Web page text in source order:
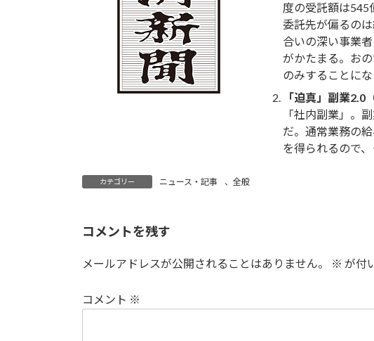
度の受託額は545
委託先が偏るの
合いの深い事業
がかたまる。お
のみすることにな
「迫真」副業
「社内副業」。
だ。通常業務の
を得られるので
カテゴリー ニュース・記事 、 全般
コメントを残す
メールアドレスが公開されることはありません。 ※ が付
コメント ※